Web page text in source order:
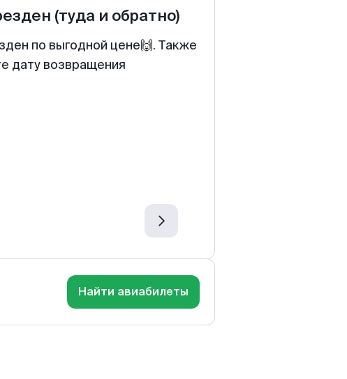
(туда и обратно)
по выгодной цене🙌. Также
дату возвращения
Найти авиабилеты